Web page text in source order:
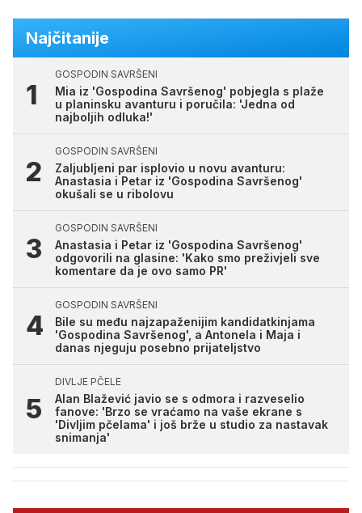
Najčitanije
GOSPODIN SAVRŠENI
Mia iz 'Gospodina Savršenog' pobjegla s plaže
u planinsku avanturu i poručila: 'Jedna od
najboljih odluka!'
GOSPODIN SAVRŠENI
Zaljubljeni par isplovio u novu avanturu:
Anastasia i Petar iz 'Gospodina Savršenog'
okušali se u ribolovu
GOSPODIN SAVRŠENI
Anastasia i Petar iz 'Gospodina Savršenog'
odgovorili na glasine: 'Kako smo preživjeli sve
komentare da je ovo samo PR'
GOSPODIN SAVRŠENI
Bile su među najzapaženijim kandidatkinjama
'Gospodina Savršenog', a Antonela i Maja i
danas njeguju posebno prijateljstvo
DIVLJE PČELE
Alan Blažević javio se s odmora i razveselio
fanove: 'Brzo se vraćamo na vaše ekrane s
'Divljim pčelama' i još brže u studio za nastavak
snimanja'